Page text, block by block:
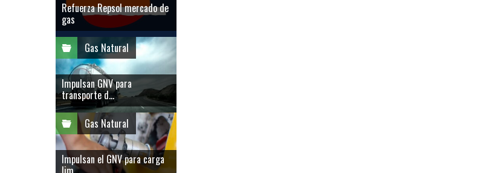
Refuerza Repsol mercado de
gas
Gas Natural
Impulsan GNV para
transporte d...
Gas Natural
Impulsan el GNV para carga